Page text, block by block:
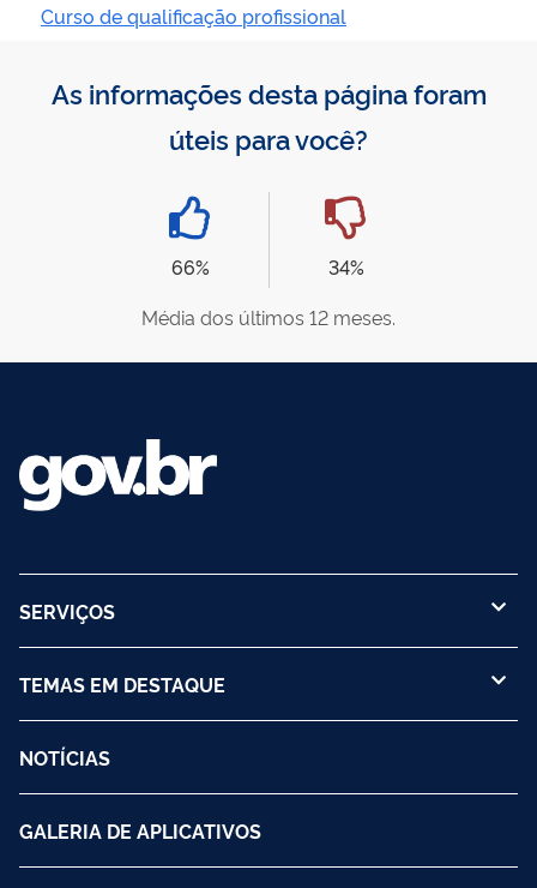
Curso de qualificação profissional
As informações desta página foram
úteis para você?
66%
34%
Média dos últimos 12 meses.
SERVIÇOS
TEMAS EM DESTAQUE
NOTÍCIAS
GALERIA DE APLICATIVOS